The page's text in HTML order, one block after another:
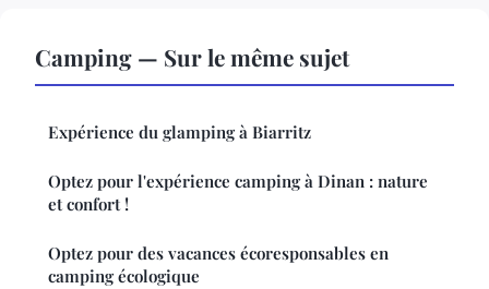
Camping — Sur le même sujet
Expérience du glamping à Biarritz
Optez pour l'expérience camping à Dinan : nature
et confort !
Optez pour des vacances écoresponsables en
camping écologique